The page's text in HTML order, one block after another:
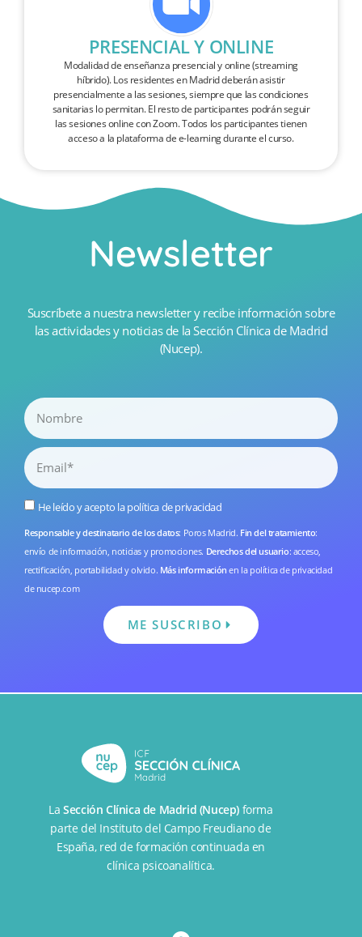
PRESENCIAL Y ONLINE
Modalidad de enseñanza presencial y online (streaming
híbrido). Los residentes en Madrid deberán asistir
presencialmente a las sesiones, siempre que las condiciones
sanitarias lo permitan. El resto de participantes podrán seguir
las sesiones online con Zoom. Todos los participantes tienen
acceso a la plataforma de e-learning durante el curso.
Newsletter
Suscríbete a nuestra newsletter y recibe información sobre
las actividades y noticias de la Sección Clínica de Madrid
(Nucep).
He leído y acepto lapolítica de privacidad
Responsable y destinatario de los datos: Poros Madrid. Fin del tratamiento:
envío de información, noticias y promociones. Derechos del usuario: acceso,
rectificación, portabilidad y olvido. Más información en la política de privacidad
de nucep.com
ME SUSCRIBO
LaSección Clínica de Madrid (Nucep) forma
parte del Instituto del Campo Freudiano de
España, red de formación continuada en
clínica psicoanalítica.